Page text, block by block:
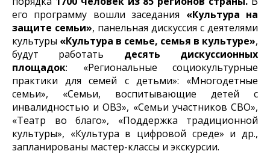
его программу вошли заседания «Культура на
защите семьи», панельная дискуссия с деятелями
культуры «Культура в семье, семья в культуре»,
будут работать десять дискуссионных
площадок: «Региональные социокультурные
практики для семей с детьми»: «Многодетные
семьи», «Семьи, воспитывающие детей с
инвалидностью и ОВЗ», «Семьи участников СВО»,
«Театр во благо», «Поддержка традиционной
культуры», «Культура в цифровой среде» и др.,
запланированы мастер-классы и экскурсии.